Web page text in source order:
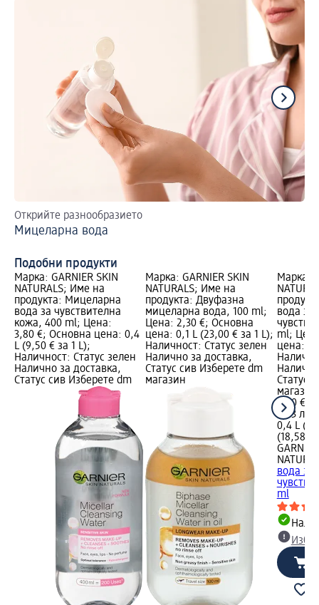
Открийте разнообразието
Мицеларна вода
Подобни продукти
Марка: GARNIER SKIN
NATURALS; Име на
продукта: Мицеларна
вода за чувствителна
кожа, 400 ml; Цена:
3,80 €; Основна цена: 0,4
L (9,50 € за 1 L);
Наличност: Статус зелен
Налично за доставка,
Статус сив Изберете dm
Марка: GARNIER SKIN
NATURALS; Име на
продукта: Двуфазна
мицеларна вода, 100 ml;
Цена: 2,30 €; Основна
цена: 0,1 L (23,00 € за 1 L);
Наличност: Статус зелен
Налично за доставка,
Статус сив Изберете dm
магазин
Марка:
вода за
ml;
цена:
Статус
магазин
3,80 €
7,43 лв.
0,4 L
(18,58
вода за
ml